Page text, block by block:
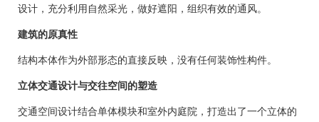
设计，充分利用自然采光，做好遮阳，组织有效的通风。
建筑的原真性
结构本体作为外部形态的直接反映，没有任何装饰性构件。
立体交通设计与交往空间的塑造
交通空间设计结合单体模块和室外内庭院，打造出了一个立体的